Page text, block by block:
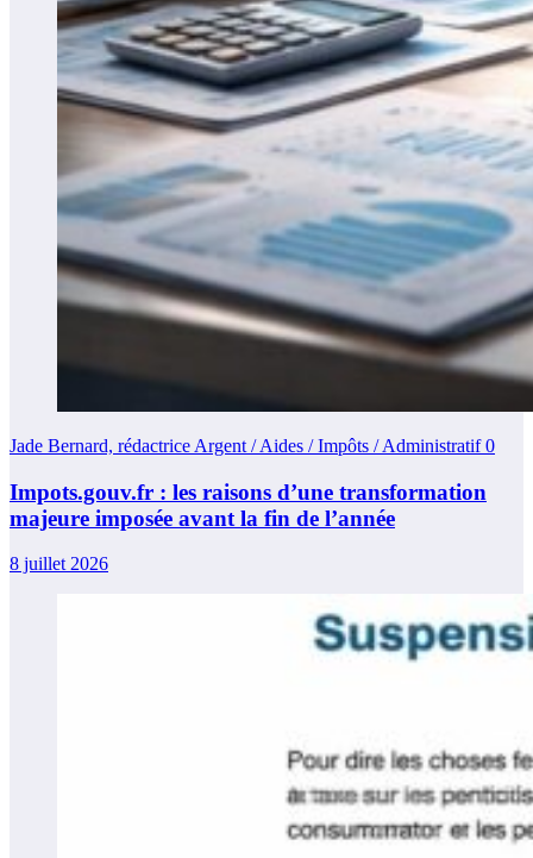
Jade Bernard, rédactrice Argent / Aides / Impôts / Administratif0
Impots.gouv.fr : les raisons d’une transformation
majeure imposée avant la fin de l’année
8 juillet 2026